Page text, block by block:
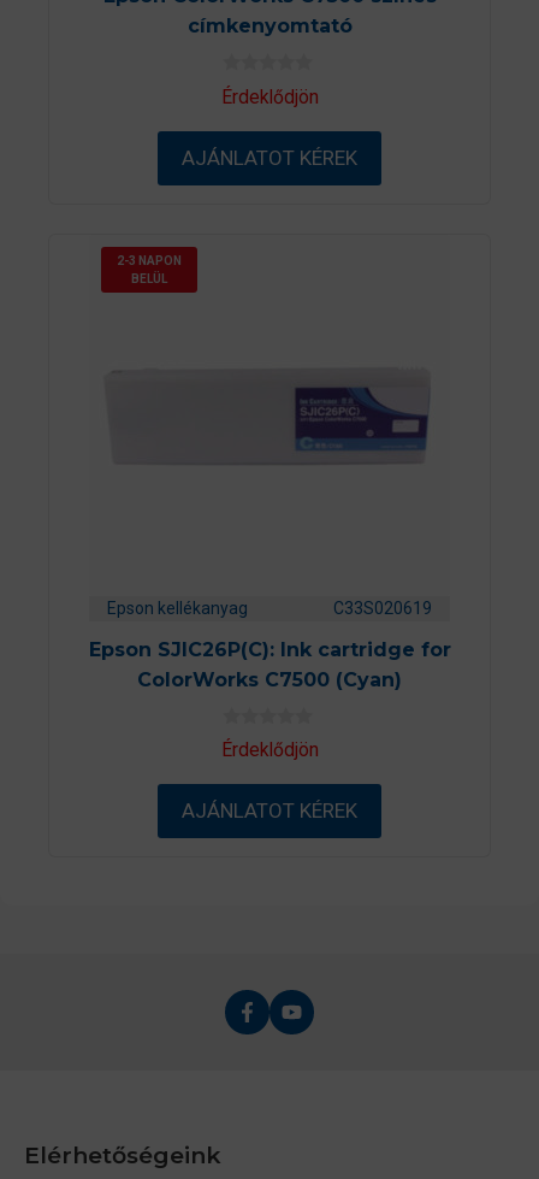
címkenyomtató
0
a
-
ő
Érdeklődjön
AJÁNLATOT KÉREK
2-3 NAPON
BELÜL
Epson kellékanyag C33S020619
Epson SJIC26P(C): Ink cartridge for
ColorWorks C7500 (Cyan)
0
a
-
ő
Érdeklődjön
AJÁNLATOT KÉREK
Elérhetőségeink